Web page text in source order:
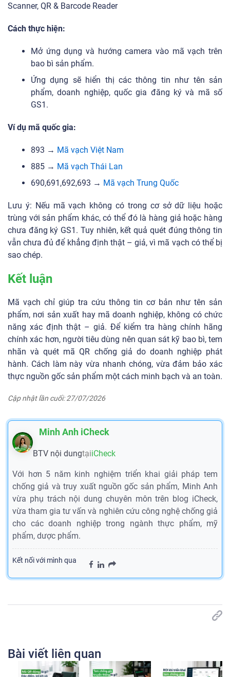
Scanner, QR & Barcode Reader
Cách thực hiện:
Mở ứng dụng và hướng camera vào mã vạch trên
bao bì sản phẩm.
Ứng dụng sẽ hiển thị các thông tin như tên sản
phẩm, doanh nghiệp, quốc gia đăng ký và mã số
GS1.
Ví dụ mã quốc gia:
893 → Mã vạch Việt Nam
885 → Mã vạch Thái Lan
690,691,692,693 → Mã vạch Trung Quốc
Lưu ý: Nếu mã vạch không có trong cơ sở dữ liệu hoặc
trùng với sản phẩm khác, có thể đó là hàng giả hoặc hàng
chưa đăng ký GS1. Tuy nhiên, kết quả quét đúng thông tin
vẫn chưa đủ để khẳng định thật – giả, vì mã vạch có thể bị
sao chép.
Kết luận
Mã vạch chỉ giúp tra cứu thông tin cơ bản như tên sản
phẩm, nơi sản xuất hay mã doanh nghiệp, không có chức
năng xác định thật – giả. Để kiểm tra hàng chính hãng
chính xác hơn, người tiêu dùng nên quan sát kỹ bao bì, tem
nhãn và quét mã QR chống giả do doanh nghiệp phát
hành. Cách làm này vừa nhanh chóng, vừa đảm bảo xác
thực nguồn gốc sản phẩm một cách minh bạch và an toàn.
Cập nhật lần cuối: 27/07/2026
Minh Anh iCheck
BTV nội dungtạiiCheck
Với hơn 5 năm kinh nghiệm triển khai giải pháp tem
chống giả và truy xuất nguồn gốc sản phẩm, Minh Anh
vừa phụ trách nội dung chuyên môn trên blog iCheck,
vừa tham gia tư vấn và nghiên cứu công nghệ chống giả
cho các doanh nghiệp trong ngành thực phẩm, mỹ
phẩm, dược phẩm.
Kết nối với mình qua
Bài viết liên quan